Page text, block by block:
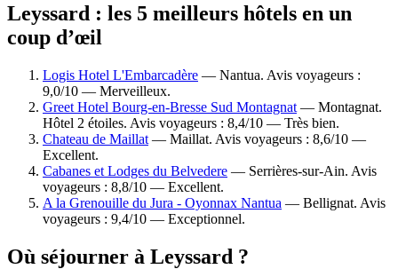
Leyssard : les 5 meilleurs hôtels en un
coup d’œil
Logis Hotel L'Embarcadère — Nantua. Avis voyageurs :
9,0/10 — Merveilleux.
Greet Hotel Bourg-en-Bresse Sud Montagnat — Montagnat.
Hôtel 2 étoiles. Avis voyageurs : 8,4/10 — Très bien.
Chateau de Maillat — Maillat. Avis voyageurs : 8,6/10 —
Excellent.
Cabanes et Lodges du Belvedere — Serrières-sur-Ain. Avis
voyageurs : 8,8/10 — Excellent.
A la Grenouille du Jura - Oyonnax Nantua — Bellignat. Avis
voyageurs : 9,4/10 — Exceptionnel.
Où séjourner à Leyssard ?